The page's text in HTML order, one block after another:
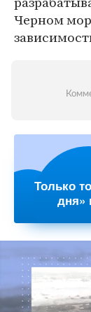
Черном
Только
дня»